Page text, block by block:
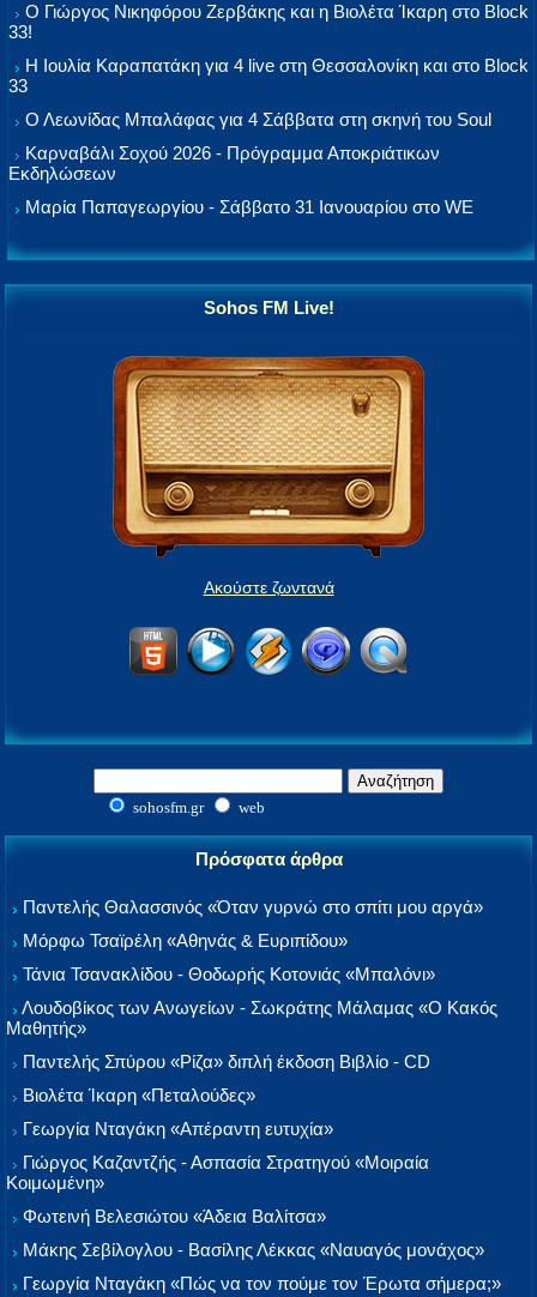
Ο Γιώργος Νικηφόρου Ζερβάκης και η Βιολέτα Ίκαρη στο Block
33!
Η Ιουλία Καραπατάκη για 4 live στη Θεσσαλονίκη και στο Block
33
Ο Λεωνίδας Μπαλάφας για 4 Σάββατα στη σκηνή του Soul
Καρναβάλι Σοχού 2026 - Πρόγραμμα Αποκριάτικων
Εκδηλώσεων
Μαρία Παπαγεωργίου - Σάββατο 31 Ιανουαρίου στο WE
Sohos FM Live!
Ακούστε ζωντανά
sohosfm.gr web
Πρόσφατα άρθρα
Παντελής Θαλασσινός «Όταν γυρνώ στο σπίτι μου αργά»
Μόρφω Τσαϊρέλη «Αθηνάς & Ευριπίδου»
Τάνια Τσανακλίδου - Θοδωρής Κοτονιάς «Μπαλόνι»
Λουδοβίκος των Ανωγείων - Σωκράτης Μάλαμας «Ο Κακός
Μαθητής»
Παντελής Σπύρου «Ρίζα» διπλή έκδοση Βιβλίο - CD
Βιολέτα Ίκαρη «Πεταλούδες»
Γεωργία Νταγάκη «Aπέραντη ευτυχία»
Γιώργος Καζαντζής - Ασπασία Στρατηγού «Μοιραία
Κοιμωμένη»
Φωτεινή Βελεσιώτου «Άδεια Βαλίτσα»
Μάκης Σεβίλογλου - Βασίλης Λέκκας «Ναυαγός μονάχος»
Γεωργία Νταγάκη «Πώς να τον πούμε τον Έρωτα σήμερα;»